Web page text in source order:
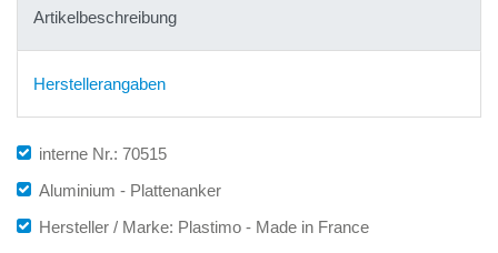
Artikelbeschreibung
Herstellerangaben
interne Nr.: 70515
Aluminium - Plattenanker
Hersteller / Marke: Plastimo - Made in France